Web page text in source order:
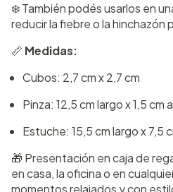
❄️ También podés usarlos en
reducir la fiebre o la hinchazón
📏 Medidas:
Cubos: 2,7 cm x 2,7 cm
Pinza: 12,5 cm largo x 1,5 cm
Estuche: 15,5 cm largo x 7,5
🎁 Presentación en caja de
en casa, la oficina o en
momentos relajados y con